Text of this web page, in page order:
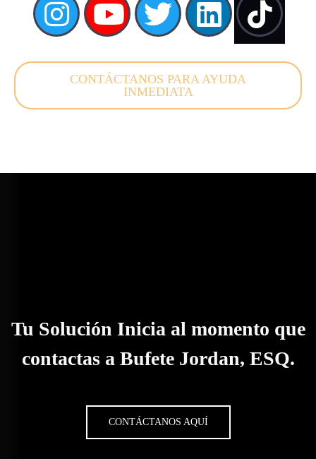
CONTÁCTANOS PARA AYUDA
INMEDIATA
Tu Solución Inicia al momento que
contactas a Bufete Jordan, ESQ.
CONTÁCTANOS AQUÍ